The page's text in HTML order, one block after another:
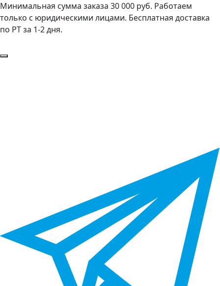
Минимальная сумма заказа 30 000 руб. Работаем
только с юридическими лицами. Бесплатная доставка
по РТ за 1-2 дня.